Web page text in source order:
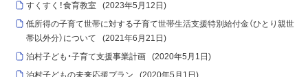
すくすく！食育教室
(2023年5月12日 )
低所得の子育て世帯に対する子育て世帯生活支援特別給付金（ひとり親世
帯以外分）について
(2021年6月21日 )
泊村子ども・子育て支援事業計画
(2020年5月1日 )